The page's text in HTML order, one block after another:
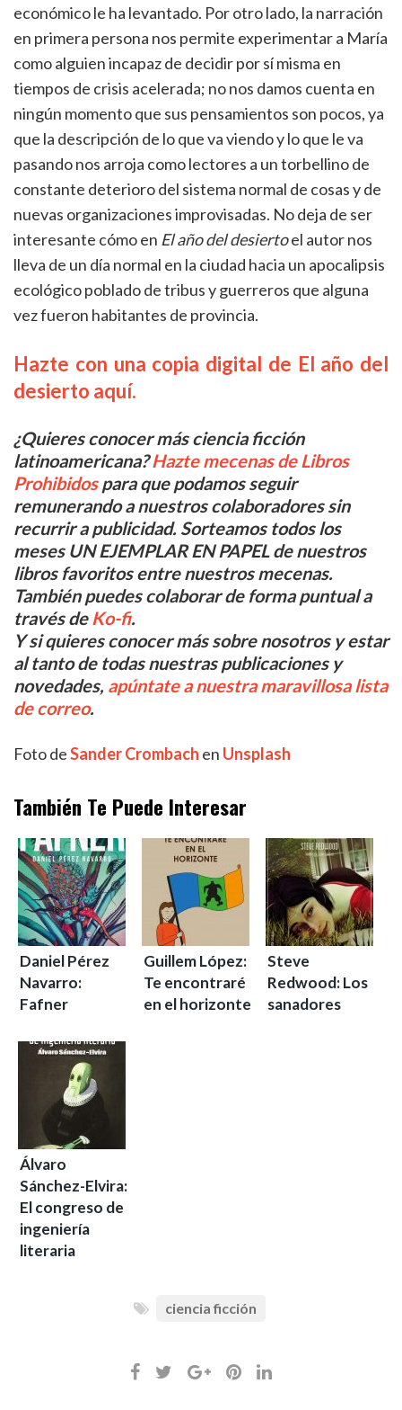
económico le ha levantado. Por otro lado, la narración
en primera persona nos permite experimentar a María
como alguien incapaz de decidir por sí misma en
tiempos de crisis acelerada; no nos damos cuenta en
ningún momento que sus pensamientos son pocos, ya
que la descripción de lo que va viendo y lo que le va
pasando nos arroja como lectores a un torbellino de
constante deterioro del sistema normal de cosas y de
nuevas organizaciones improvisadas. No deja de ser
interesante cómo en El año del desiertoel autor nos
lleva de un día normal en la ciudad hacia un apocalipsis
ecológico poblado de tribus y guerreros que alguna
vez fueron habitantes de provincia.
Hazte con una copia digital de El año del
desierto aquí.
¿Quieres conocer más ciencia ficción
latinoamericana?Hazte mecenas de Libros
Prohibidospara que podamos seguir
remunerando a nuestros colaboradores sin
recurrir a publicidad. Sorteamos todos los
meses UN EJEMPLAR EN PAPEL de nuestros
libros favoritos entre nuestros mecenas.
También puedes colaborar de forma puntual a
través de Ko-fi.
Y si quieres conocer más sobre nosotros y estar
al tanto de todas nuestras publicaciones y
novedades, apúntate a nuestra maravillosa lista
de correo.
Foto deSander Crombach en Unsplash
También Te Puede Interesar
Daniel Pérez
Navarro:
Fafner
Guillem López:
Te encontraré
en el horizonte
Steve
Redwood: Los
sanadores
Álvaro
Sánchez-Elvira:
El congreso de
ingeniería
literaria
ciencia ficción